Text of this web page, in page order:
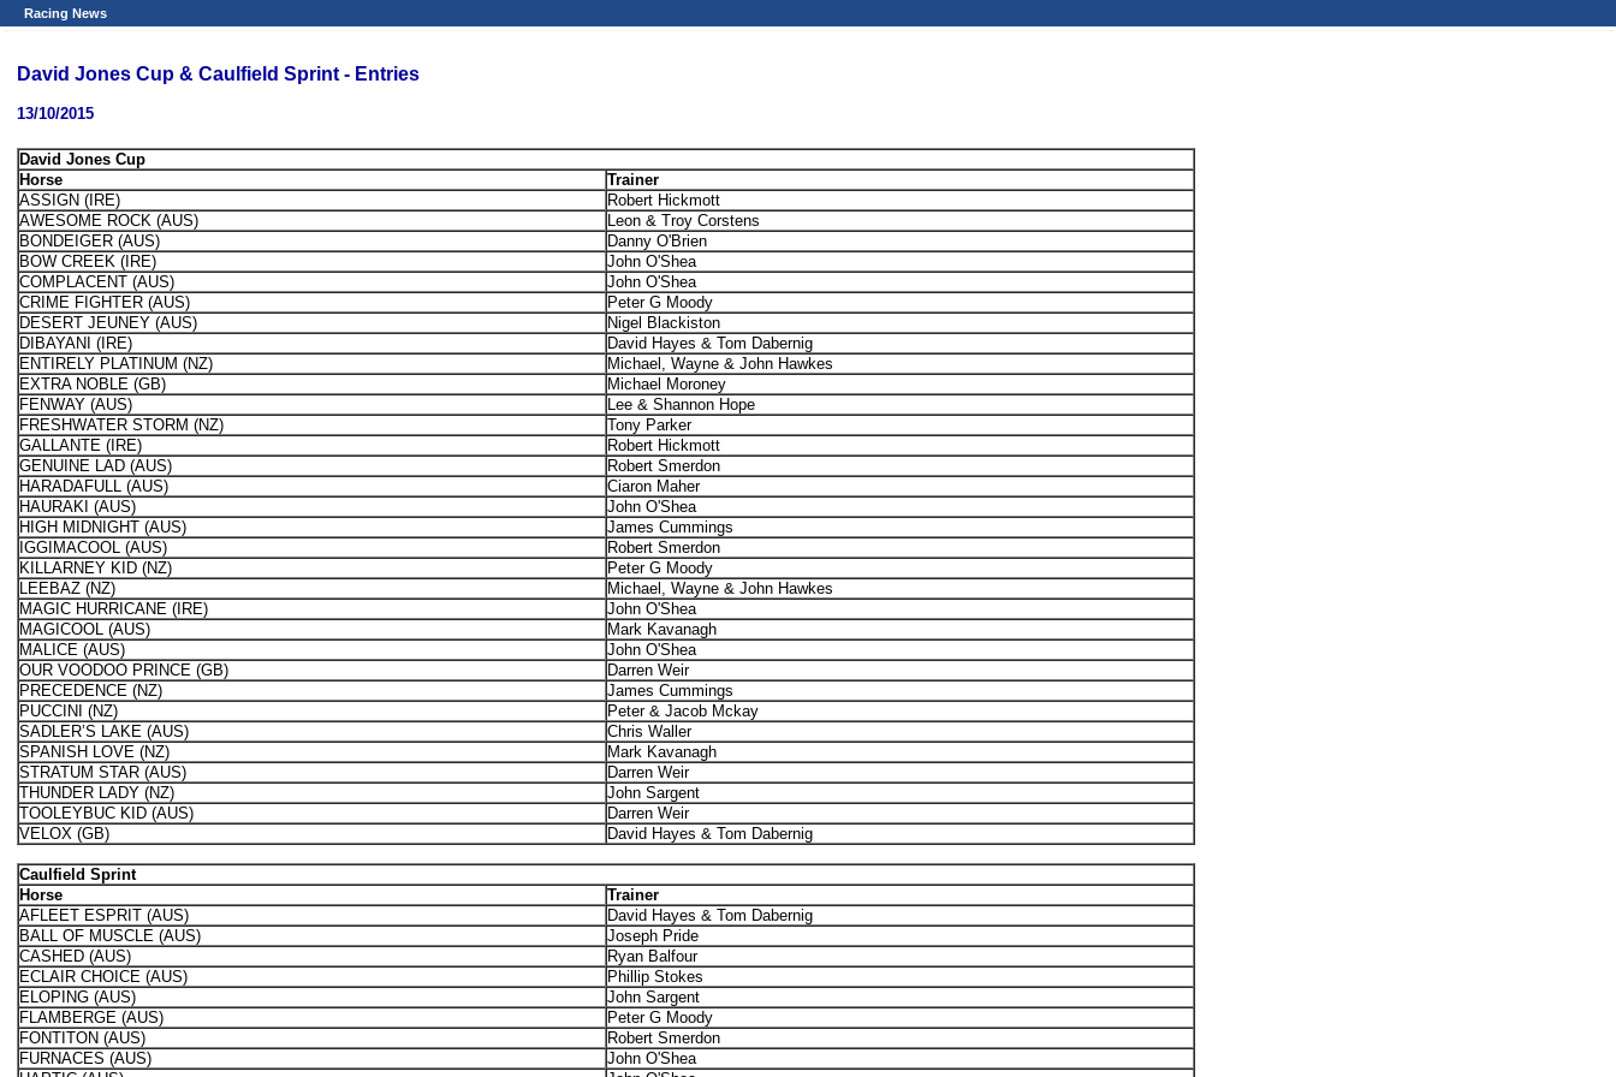
Racing News
David Jones Cup & Caulfield Sprint - Entries
13/10/2015
David Jones Cup
Horse
Trainer
ASSIGN (IRE)
Robert Hickmott
AWESOME ROCK (AUS)
Leon & Troy Corstens
BONDEIGER (AUS)
Danny O'Brien
BOW CREEK (IRE)
John O'Shea
COMPLACENT (AUS)
John O'Shea
CRIME FIGHTER (AUS)
Peter G Moody
DESERT JEUNEY (AUS)
Nigel Blackiston
DIBAYANI (IRE)
David Hayes & Tom Dabernig
ENTIRELY PLATINUM (NZ)
Michael, Wayne & John Hawkes
EXTRA NOBLE (GB)
Michael Moroney
FENWAY (AUS)
Lee & Shannon Hope
FRESHWATER STORM (NZ)
Tony Parker
GALLANTE (IRE)
Robert Hickmott
GENUINE LAD (AUS)
Robert Smerdon
HARADAFULL (AUS)
Ciaron Maher
HAURAKI (AUS)
John O'Shea
HIGH MIDNIGHT (AUS)
James Cummings
IGGIMACOOL (AUS)
Robert Smerdon
KILLARNEY KID (NZ)
Peter G Moody
LEEBAZ (NZ)
Michael, Wayne & John Hawkes
MAGIC HURRICANE (IRE)
John O'Shea
MAGICOOL (AUS)
Mark Kavanagh
MALICE (AUS)
John O'Shea
OUR VOODOO PRINCE (GB)
Darren Weir
PRECEDENCE (NZ)
James Cummings
PUCCINI (NZ)
Peter & Jacob Mckay
SADLER’S LAKE (AUS)
Chris Waller
SPANISH LOVE (NZ)
Mark Kavanagh
STRATUM STAR (AUS)
Darren Weir
THUNDER LADY (NZ)
John Sargent
TOOLEYBUC KID (AUS)
Darren Weir
VELOX (GB)
David Hayes & Tom Dabernig
Caulfield Sprint
Horse
Trainer
AFLEET ESPRIT (AUS)
David Hayes & Tom Dabernig
BALL OF MUSCLE (AUS)
Joseph Pride
CASHED (AUS)
Ryan Balfour
ECLAIR CHOICE (AUS)
Phillip Stokes
ELOPING (AUS)
John Sargent
FLAMBERGE (AUS)
Peter G Moody
FONTITON (AUS)
Robert Smerdon
FURNACES (AUS)
John O'Shea